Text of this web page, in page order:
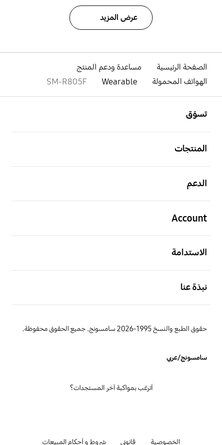
عرض المزيد
الصفحة الرئيسية
مساعدة ودعم المنتج
الهواتف المحمولة
Wearable
SM-R805F
تسوّق
المنتجات
الدعم
Account
الاستدامة
نبذة عنا
حقوق الطبع والنسخ 1995-2026 سامسونج. جميع الحقوق محفوظة.
سامسونج/عربي
الخصوصية قانوني شروط و أحكام المبيعات
أترغب بمواكبة آخر المستجدات؟